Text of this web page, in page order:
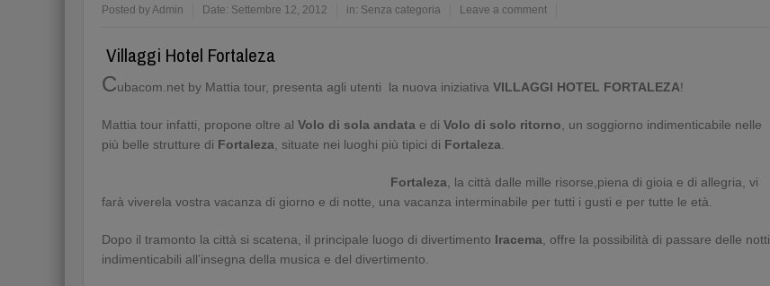
Posted byAdmin Date: Settembre 12, 2012 in: Senza categoria Leave a comment
Villaggi Hotel Fortaleza
Cubacom.net by Mattia tour, presenta agli utenti la nuova iniziativa VILLAGGI HOTEL FORTALEZA!
Mattia tour infatti, propone oltre al Volo di sola andata e di Volo di solo ritorno , un soggiorno indimenticabile nelle
più belle strutture di Fortaleza , situate nei luoghi più tipici di Fortaleza
Fortaleza , la città dalle mille risorse,piena di gioia e di allegria, vi
farà viverela vostra vacanza di giorno e di notte, una vacanza interminabile per tutti i gusti e per tutte le età.
Dopo il tramonto la città si scatena, il principale luogo di divertimento Iracema , offre la possibilità di passare delle notti
indimenticabili all’insegna della musica e del divertimento.